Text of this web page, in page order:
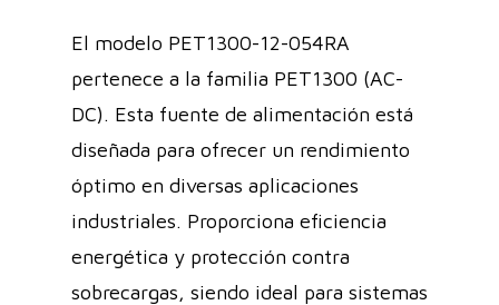
El modelo PET1300-12-054RA
pertenece a la familia PET1300 (AC-
DC). Esta fuente de alimentación está
diseñada para ofrecer un rendimiento
óptimo en diversas aplicaciones
industriales. Proporciona eficiencia
energética y protección contra
sobrecargas, siendo ideal para sistemas